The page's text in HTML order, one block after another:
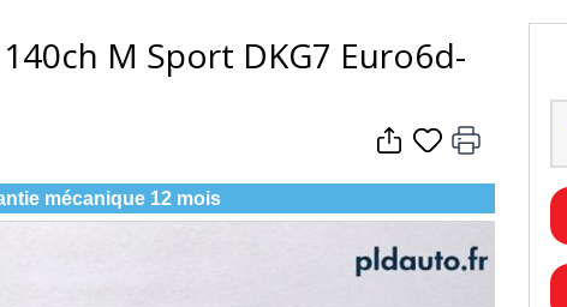
M Sport DKG7 Euro6d-
mécanique 12 mois